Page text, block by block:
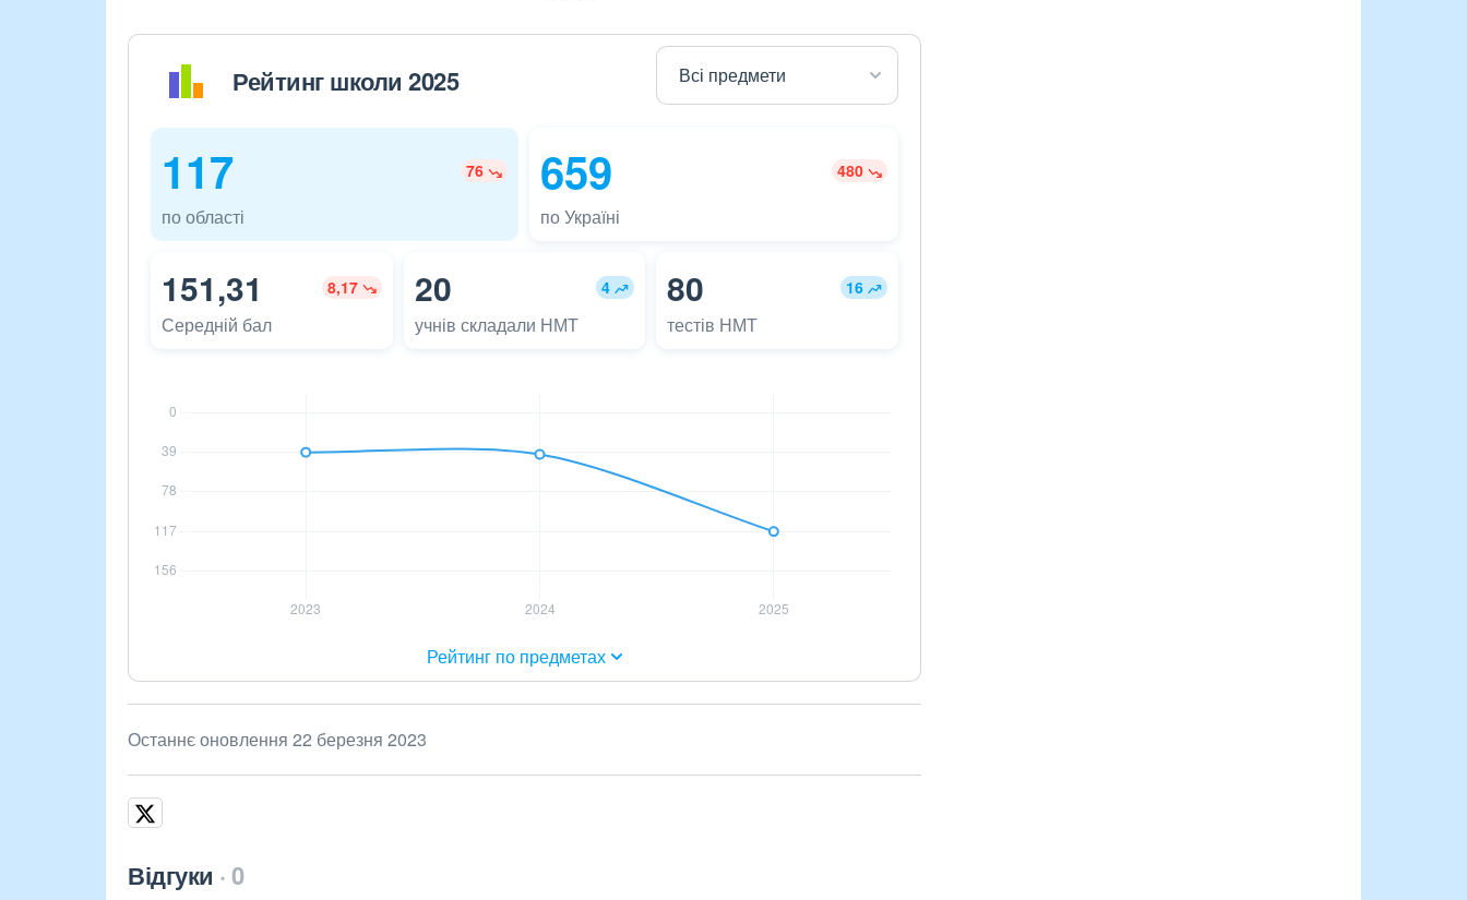
Рейтинг школи 2025
117 76
по області
659 480
по Україні
151,31 8,17
Середній бал
20 4
учнів складали НМТ
80 16
тестів НМТ
Рейтинг по предметах
Останнє оновлення 22 березня 2023
Відгуки 0